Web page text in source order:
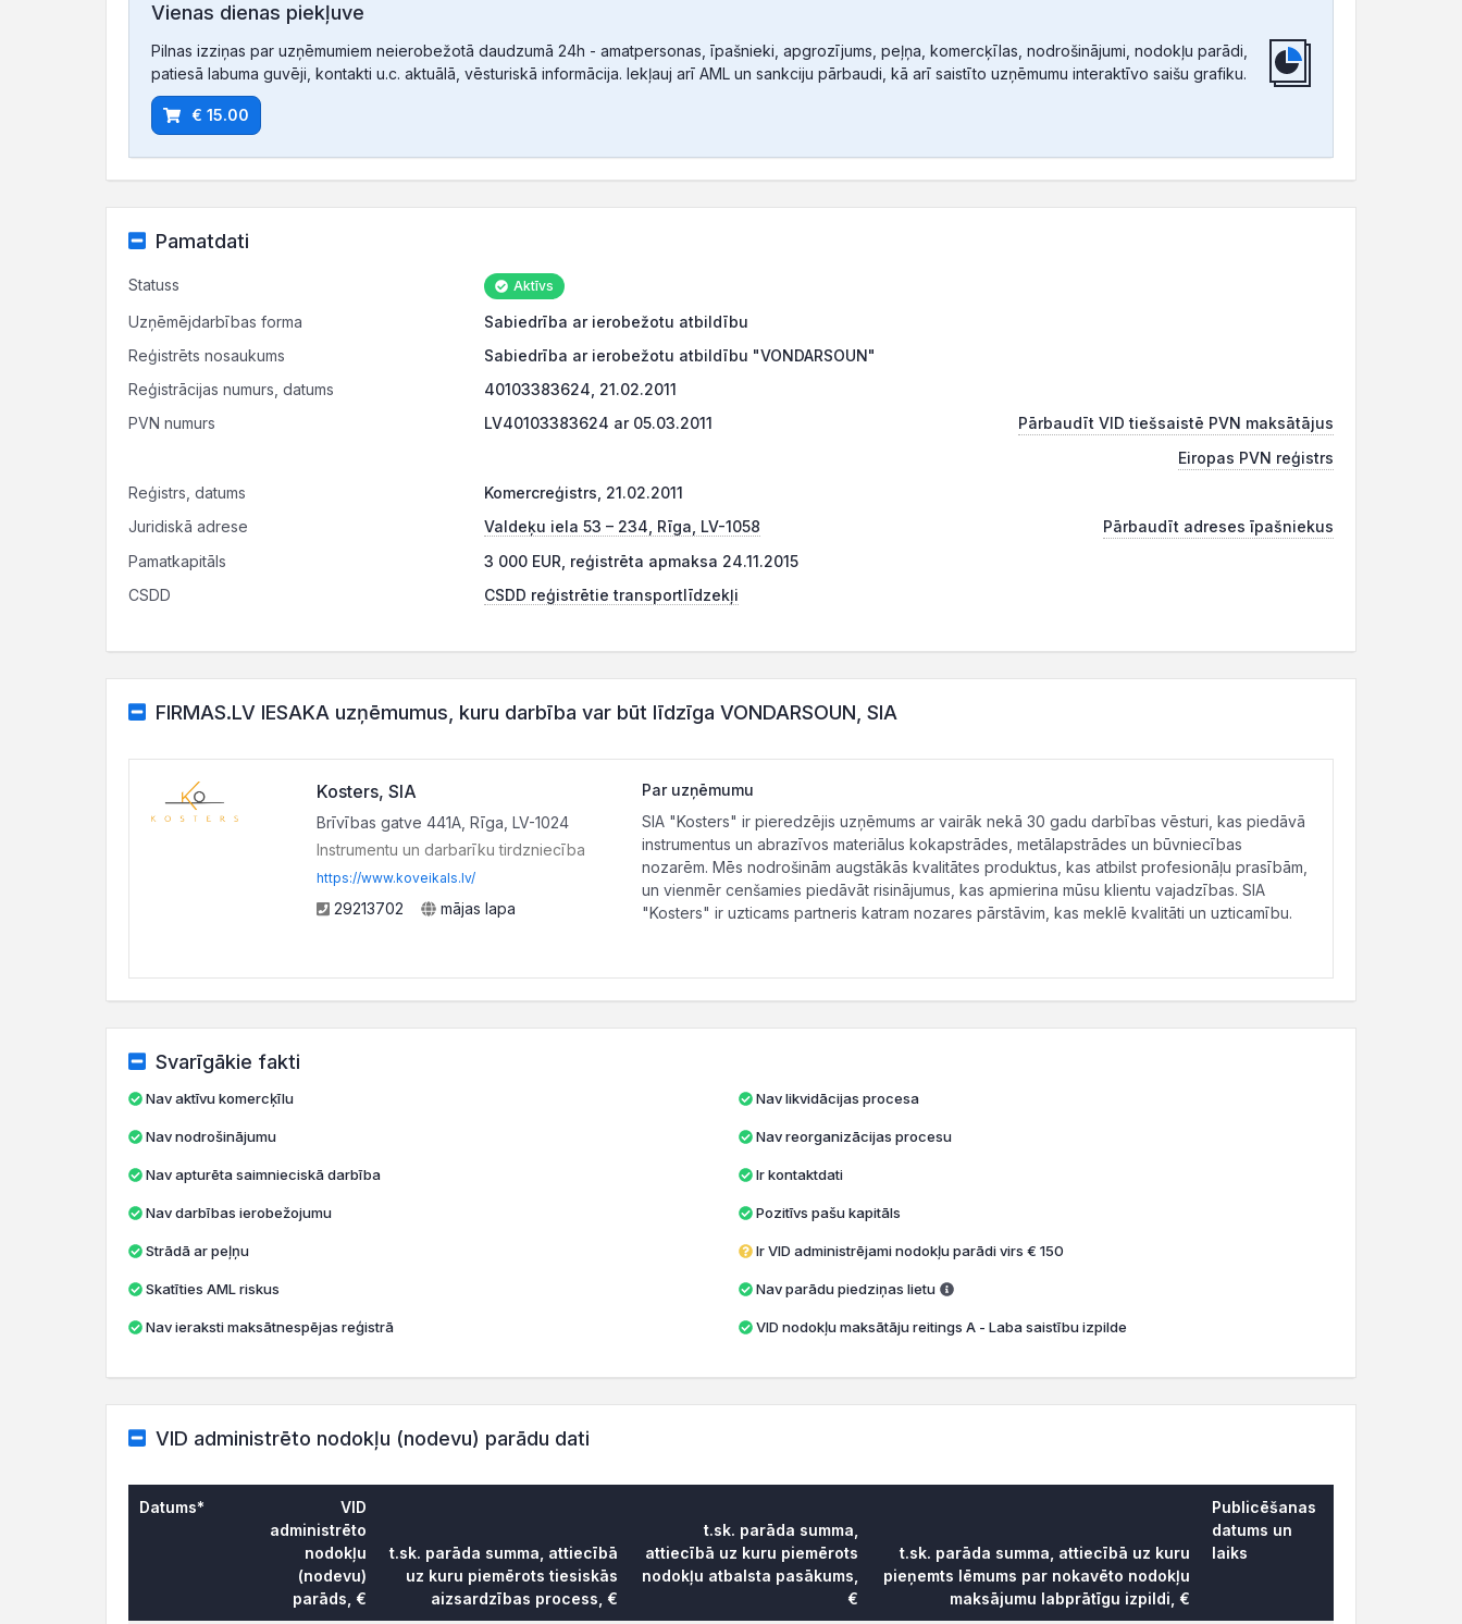
Vienas dienas piekļuve
Pilnas izziņas par uzņēmumiem neierobežotā daudzumā 24h - amatpersonas, īpašnieki, apgrozījums, peļņa, komercķīlas, nodrošinājumi, nodokļu parādi,
patiesā labuma guvēji, kontakti u.c. aktuālā, vēsturiskā informācija. Iekļauj arī AML un sankciju pārbaudi, kā arī saistīto uzņēmumu interaktīvo saišu grafiku.
€ 15.00
Pamatdati
Statuss Aktīvs
Uzņēmējdarbības forma
Sabiedrība ar ierobežotu atbildību
Reģistrēts nosaukums
Sabiedrība ar ierobežotu atbildību "VONDARSOUN"
Reģistrācijas numurs, datums
40103383624, 21.02.2011
PVN numurs
LV40103383624 ar 05.03.2011
Pārbaudīt VID tiešsaistē PVN maksātājus
Eiropas PVN reģistrs
Reģistrs, datums
Komercreģistrs, 21.02.2011
Juridiskā adrese
Valdeķu iela 53 – 234, Rīga, LV-1058
Pārbaudīt adreses īpašniekus
Pamatkapitāls
3 000 EUR, reģistrēta apmaksa 24.11.2015
CSDD
CSDD reģistrētie transportlīdzekļi
FIRMAS.LV IESAKA uzņēmumus, kuru darbība var būt līdzīga VONDARSOUN, SIA
Kosters, SIA
Brīvības gatve 441A, Rīga, LV-1024
Instrumentu un darbarīku tirdzniecība
https://www.koveikals.lv/
29213702 mājas lapa
Par uzņēmumu
SIA "Kosters" ir pieredzējis uzņēmums ar vairāk nekā 30 gadu darbības vēsturi, kas piedāvā
instrumentus un abrazīvos materiālus kokapstrādes, metālapstrādes un būvniecības
nozarēm. Mēs nodrošinām augstākās kvalitātes produktus, kas atbilst profesionāļu prasībām,
un vienmēr cenšamies piedāvāt risinājumus, kas apmierina mūsu klientu vajadzības. SIA
"Kosters" ir uzticams partneris katram nozares pārstāvim, kas meklē kvalitāti un uzticamību.
Svarīgākie fakti
Nav aktīvu komercķīlu
Nav nodrošinājumu
Nav apturēta saimnieciskā darbība
Nav darbības ierobežojumu
Strādā ar peļņu
Skatīties AML riskus
Nav ieraksti maksātnespējas reģistrā
Nav likvidācijas procesa
Nav reorganizācijas procesu
Ir kontaktdati
Pozitīvs pašu kapitāls
Ir VID administrējami nodokļu parādi virs € 150
Nav parādu piedziņas lietu
VID nodokļu maksātāju reitings A - Laba saistību izpilde
VID administrēto nodokļu (nodevu) parādu dati
Datums*
VID
administrēto
nodokļu
(nodevu)
parāds, €
t.sk. parāda summa, attiecībā
uz kuru piemērots tiesiskās
aizsardzības process, €
t.sk. parāda summa,
attiecībā uz kuru piemērots
nodokļu atbalsta pasākums,
€
t.sk. parāda summa, attiecībā uz kuru
pieņemts lēmums par nokavēto nodokļu
maksājumu labprātīgu izpildi, €
Publicēšanas
datums un
laiks